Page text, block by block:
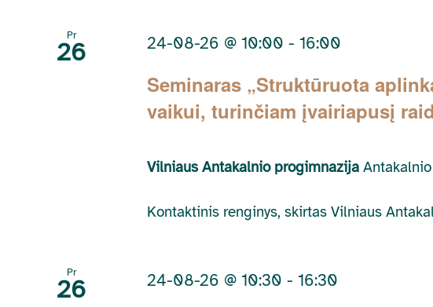
Pr
26
Seminaras „Struktūruota
vaikui, turinčiam įvairiapusį
24-08-26 @ 10:00 -16:00
Vilniaus Antakalnio progimnazija
Kontaktinis renginys, skirtas Vilniaus
Pr
26 24-08-26 @ 10:30 -16:30